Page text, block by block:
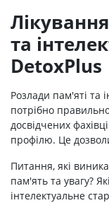
та
DetoxPlus
Розлади пам'яті та
потрібно
досвідчених
профілю. Це
Питання, які
пам'ять та увагу?
інтелектуальне